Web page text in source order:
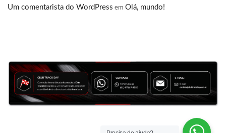
Um comentarista do WordPress em Olá, mundo!